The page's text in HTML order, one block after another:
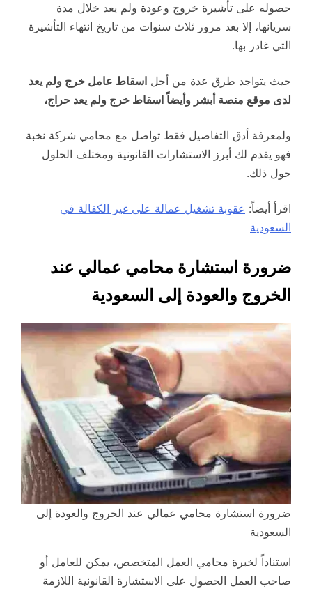
حصوله على تأشيرة خروج وعودة ولم يعد خلال مدة
سريانها، إلا بعد مرور ثلاث سنوات من تاريخ انتهاء التأشيرة
التي غادر بها.
حيث يتواجد طرق عدة من أجل اسقاط عامل خرج ولم يعد
لدى موقع منصة أبشر وأيضاً اسقاط خرج ولم يعد حراج،
ولمعرفة أدق التفاصيل فقط تواصل مع محامي شركة نخبة
فهو يقدم لك أبرز الاستشارات القانونية ومختلف الحلول
حول ذلك.
اقرأ أيضاً: عقوبة تشغيل عمالة على غير الكفالة في
السعودية
ضرورة استشارة محامي عمالي عند
الخروج والعودة إلى السعودية
ضرورة استشارة محامي عمالي عند الخروج والعودة إلى
السعودية
استناداً لخبرة محامي العمل المتخصص، يمكن للعامل أو
صاحب العمل الحصول على الاستشارة القانونية اللازمة